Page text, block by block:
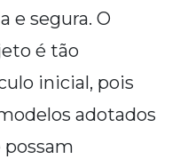
e segura. O
é tão
inicial, pois
adotados